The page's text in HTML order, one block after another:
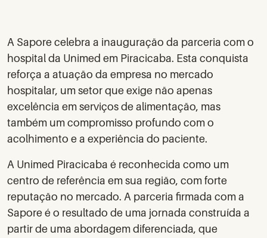
A Sapore celebra a inauguração da parceria com o
hospital da Unimed em Piracicaba. Esta conquista
reforça a atuação da empresa no mercado
hospitalar, um setor que exige não apenas
excelência em serviços de alimentação, mas
também um compromisso profundo com o
acolhimento e a experiência do paciente.
A Unimed Piracicaba é reconhecida como um
centro de referência em sua região, com forte
reputação no mercado. A parceria firmada com a
Sapore é o resultado de uma jornada construída a
partir de uma abordagem diferenciada, que